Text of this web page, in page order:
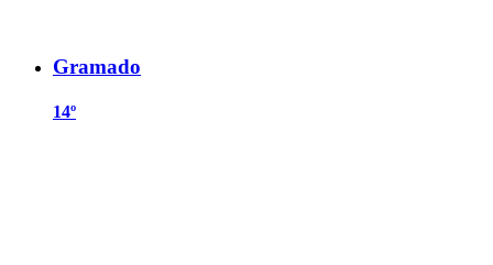
Gramado
14º